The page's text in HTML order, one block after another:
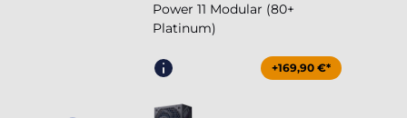
Power 11 Modular (80+
Platinum)
+169,90 €*